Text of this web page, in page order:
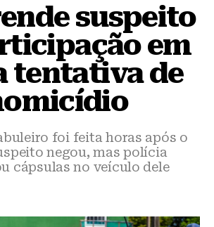
suspeito
em
tentativa de
foi feita horas após o
negou, mas polícia
cápsulas no veículo dele